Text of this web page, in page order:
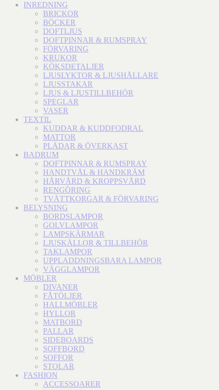
INREDNING
BRICKOR
BÖCKER
DOFTLJUS
DOFTPINNAR & RUMSPRAY
FÖRVARING
KRUKOR
KÖKSDETALJER
LJUSLYKTOR & LJUSHÅLLARE
LJUSSTAKAR
LJUS & LJUSTILLBEHÖR
SPEGLAR
VASER
TEXTIL
KUDDAR & KUDDFODRAL
MATTOR
PLÄDAR & ÖVERKAST
BADRUM
DOFTPINNAR & RUMSPRAY
HANDTVÅL & HANDKRÄM
HÅRVÅRD & KROPPSVÅRD
RENGÖRING
TVÄTTKORGAR & FÖRVARING
BELYSNING
BORDSLAMPOR
GOLVLAMPOR
LAMPSKÄRMAR
LJUSKÄLLOR & TILLBEHÖR
TAKLAMPOR
UPPLADDNINGSBARA LAMPOR
VÄGGLAMPOR
MÖBLER
DIVANER
FÅTÖLJER
HALLMÖBLER
HYLLOR
MATBORD
PALLAR
SIDEBOARDS
SOFFBORD
SOFFOR
STOLAR
FASHION
ACCESSOARER